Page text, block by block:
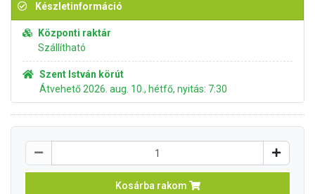
Készletinformáció
Központi raktár
Szállítható
Szent István körút
Átvehető 2026. aug. 10., hétfő, nyitás: 7:30
Kosárba rakom